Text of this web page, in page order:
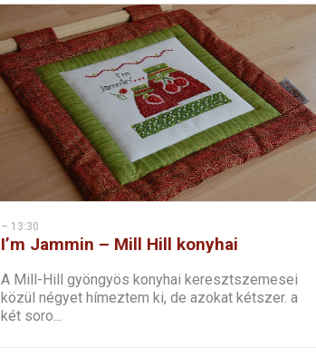
– 13:30
I’m Jammin – Mill Hill konyhai
A Mill-Hill gyöngyös konyhai keresztszemesei
közül négyet hímeztem ki, de azokat kétszer. a
két soro...